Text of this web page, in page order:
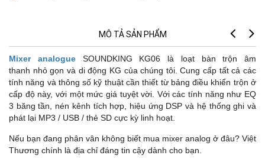
MÔ TẢ SẢN PHẨM
Mixer analogueSOUNDKING KG06 là loạt bàn trộn âm
thanh nhỏ gọn và di động KG của chúng tôi. Cung cấp tất cả các
tính năng và thông số kỹ thuật cần thiết từ bảng điều khiển trộn ở
cấp độ này, với một mức giá tuyệt vời. Với các tính năng như EQ
3 băng tần, nén kênh tích hợp, hiệu ứng DSP và hệ thống ghi và
phát lại MP3 / USB / thẻ SD cực kỳ linh hoạt.
Nếu bạn đang phân vân không biết mua mixer analog ở đâu? Việt
Thương chính là địa chỉ đáng tin cậy dành cho bạn.